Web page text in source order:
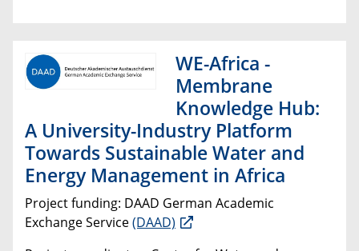
WE-Africa -
Membrane
Knowledge Hub:
A University-Industry Platform
Towards Sustainable Water and
Energy Management in Africa
Project funding: DAAD German Academic
Exchange Service(DAAD)